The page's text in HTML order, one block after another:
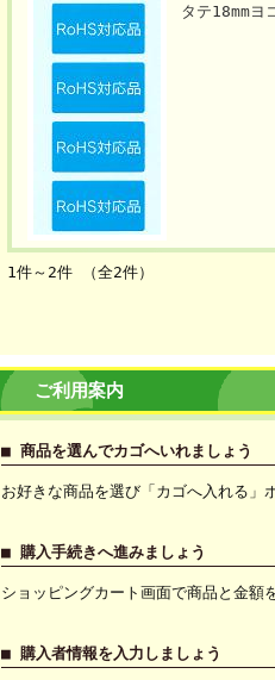
タテ18mmヨ
1件～2件 （全2件）
ご利用案内
■ 商品を選んでカゴへいれましょう
お好きな商品を選び「カゴへ入れる」
■ 購入手続きへ進みましょう
ショッピングカート画面で商品と金額
■ 購入者情報を入力しましょう